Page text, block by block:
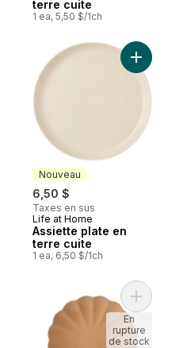
terre cuite
1 ea, 5,50 $/1ch
Assiette en forme de croissant au
Nouveau
6,50 $
Taxes en sus
Nouveau
Life at Home
Assiette plate en
terre cuite
1 ea, 6,50 $/1ch
Ajouter
Assiette plate Héritage au panier
Ajouter
En
rupture
de stock